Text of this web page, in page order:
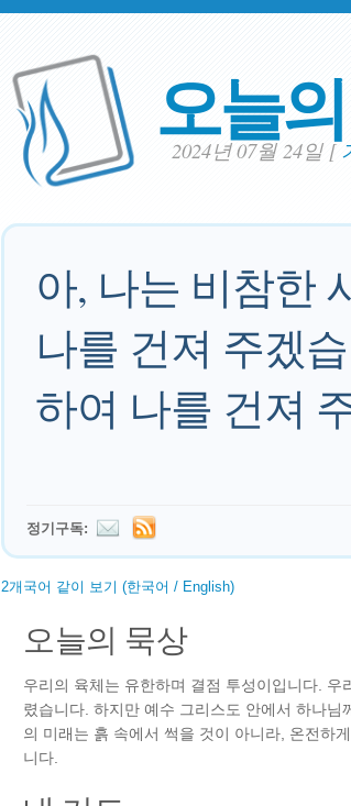
오늘
2024년 07월 24일 [
아, 나는 비참한
나를 건져 주겠
하여 나를 건져
정기구독:
2개국어 같이 보기 (한국어 / English)
오늘의 묵상
우리의 육체는 유한하며 결점 투성이입니다. 우
렸습니다. 하지만 예수 그리스도 안에서 하나님
의 미래는 흙 속에서 썩을 것이 아니라, 온전하
니다.